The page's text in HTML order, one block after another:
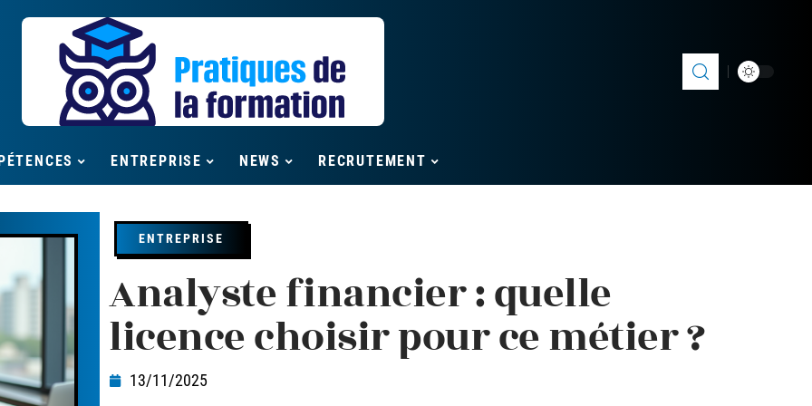
ENTREPRISE NEWS RECRUTEMENT
ENTREPRISE
Analyste financier : quelle
licence choisir pour ce métier ?
13/11/2025